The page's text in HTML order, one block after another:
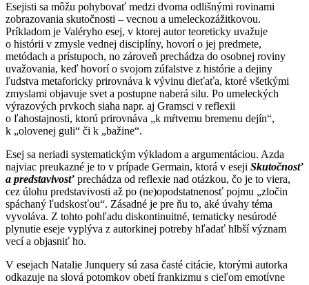
Esejisti sa môžu pohybovať medzi dvoma odlišnými rovinami
zobrazovania skutočnosti – vecnou a umeleckozážitkovou.
Príkladom je Valéryho esej, v ktorej autor teoreticky uvažuje
o histórii v zmysle vednej disciplíny, hovorí o jej predmete,
metódach a prístupoch, no zároveň prechádza do osobnej roviny
uvažovania, keď hovorí o svojom zúfalstve z histórie a dejiny
ľudstva metaforicky prirovnáva k vývinu dieťaťa, ktoré všetkými
zmyslami objavuje svet a postupne naberá silu. Po umeleckých
výrazových prvkoch siaha napr. aj Gramsci v reflexii
o ľahostajnosti, ktorú prirovnáva „k mŕtvemu bremenu dejín“,
k „olovenej guli“ či k „bažine“.
Esej sa neriadi systematickým výkladom a argumentáciou. Azda
najviac preukazné je to v prípade Germain, ktorá v eseji Skutočnosť
a predstavivosť prechádza od reflexie nad otázkou, čo je to viera,
cez úlohu predstavivosti až po (ne)opodstatnenosť pojmu „zločin
spáchaný ľudskosťou“. Zásadné je pre ňu to, aké úvahy téma
vyvoláva. Z tohto pohľadu diskontinuitné, tematicky nesúrodé
plynutie eseje vyplýva z autorkinej potreby hľadať hlbší význam
vecí a objasniť ho.
V esejach Natalie Junquery sú zasa časté citácie, ktorými autorka
odkazuje na slová potomkov obetí frankizmu s cieľom emotívne